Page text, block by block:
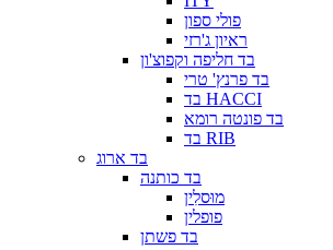
פולי ספון
ראיון ג'רזי
בד חליפה וקפוצ'ון
בד פרנץ' טרי
בד HACCI
בד פונטה רומא
בד RIB
בד ארוג
בד כותנה
מוּסלִין
פופלין
בד פשתן